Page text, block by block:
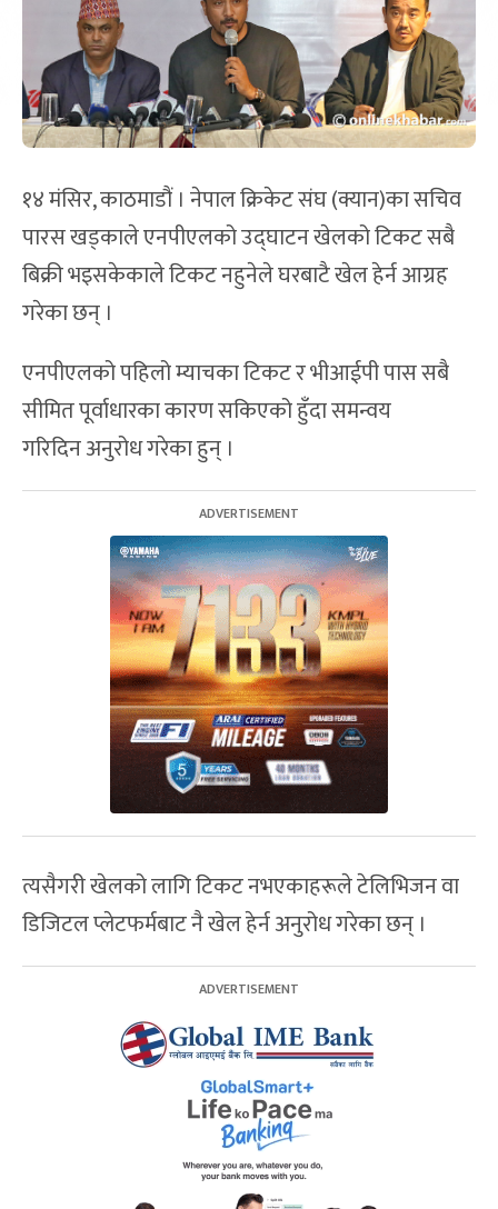
१४ मंसिर, काठमाडौं । नेपाल क्रिकेट संघ (क्यान)का सचिव
पारस खड्काले एनपीएलको उद्घाटन खेलको टिकट सबै
बिक्री भइसकेकाले टिकट नहुनेले घरबाटै खेल हेर्न आग्रह
गरेका छन् ।
एनपीएलको पहिलो म्याचका टिकट र भीआईपी पास सबै
सीमित पूर्वाधारका कारण सकिएको हुँदा समन्वय
गरिदिन अनुरोध गरेका हुन् ।
त्यसैगरी खेलको लागि टिकट नभएकाहरूले टेलिभिजन वा
डिजिटल प्लेटफर्मबाट नै खेल हेर्न अनुरोध गरेका छन् ।